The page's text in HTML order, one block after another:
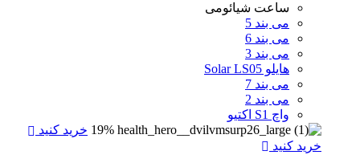
ساعت شیائومی
می بند 5
می بند 6
می بند 3
هایلو Solar LS05
می بند 7
می بند 2
واچ S1 اکتیو
19% خرید کنید
خرید کنید